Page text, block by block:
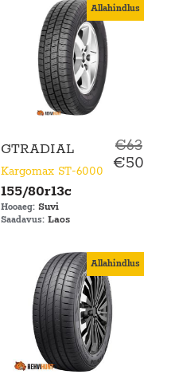
Allahindlus
GTRADIAL
Kargomax ST-6000
155/80r13c
Hooaeg: Suvi
Saadavus: Laos
€63
€50
Allahindlus